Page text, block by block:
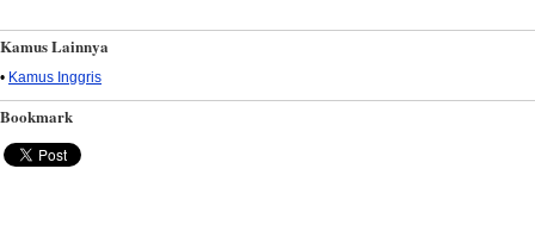
Kamus Lainnya
• Kamus Inggris
Bookmark